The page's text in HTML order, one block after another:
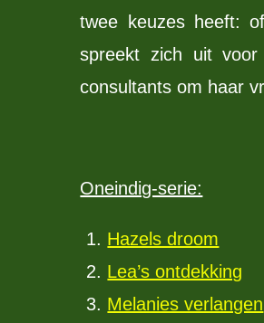
twee keuzes heeft:
spreekt zich uit
consultants om haar
Oneindig-serie:
Hazels droom
Lea’s ontdekking
Melanies verlangen